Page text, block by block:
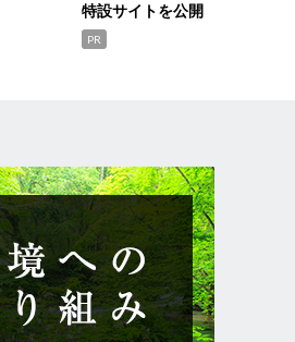
特設サイトを公開
PR